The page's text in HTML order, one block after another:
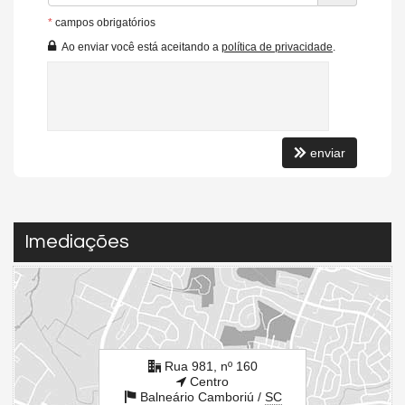
Piscina
Espaço Gourmet
* campos obrigatórios
Ao enviar você está aceitando a política de privacidade
enviar
Imediações
Rua 981, nº 160
Centro
Balneário Camboriú / SC